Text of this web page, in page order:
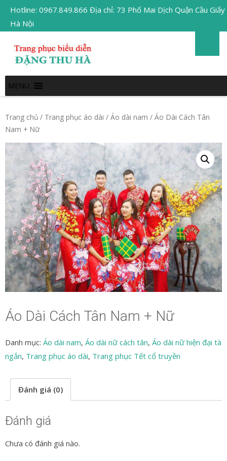
Hotline: 0967.849.866 Địa chỉ: 73 Phố Mai Dịch Quận Cầu Giấy
Hà Nội
MENU
Trang chủ / Trang phục áo dài / Áo dài nam / Áo Dài Cách Tân
Nam + Nữ
Áo Dài Cách Tân Nam + Nữ
Danh mục: Áo dài nam, Áo dài nữ cách tân, Áo dài nữ hiện đại tà
ngắn, Trang phục áo dài, Trang phục Tết cổ truyền
Đánh giá (0)
Đánh giá
Chưa có đánh giá nào.